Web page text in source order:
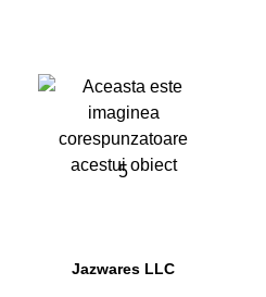
5
Jazwares LLC